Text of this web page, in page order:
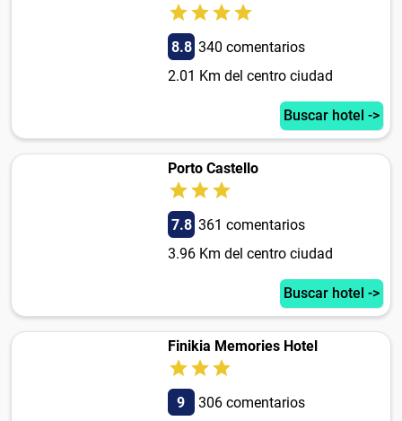
8.8 340 comentarios
2.01 Km del centro ciudad
Buscar hotel ->
Porto Castello
7.8 361 comentarios
3.96 Km del centro ciudad
Buscar hotel ->
Finikia Memories Hotel
9
306 comentarios